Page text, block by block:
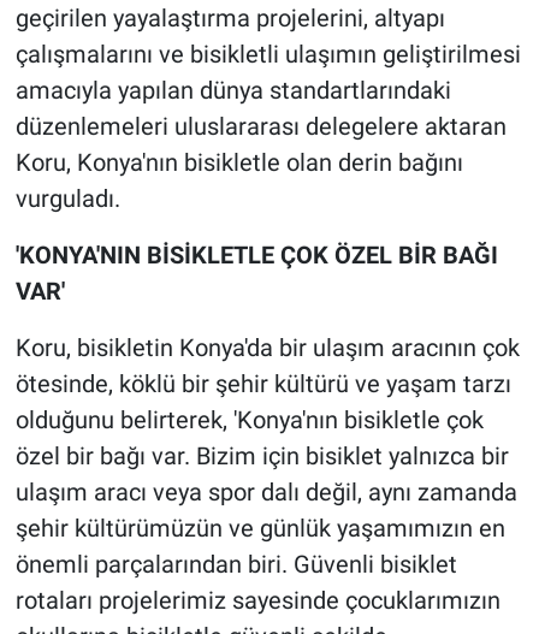
geçirilen yayalaştırma projelerini, altyapı
çalışmalarını ve bisikletli ulaşımın geliştirilmesi
amacıyla yapılan dünya standartlarındaki
düzenlemeleri uluslararası delegelere aktaran
Koru, Konya'nın bisikletle olan derin bağını
vurguladı.
'KONYA'NIN BİSİKLETLE ÇOK ÖZEL BİR BAĞI
VAR'
Koru, bisikletin Konya'da bir ulaşım aracının çok
ötesinde, köklü bir şehir kültürü ve yaşam tarzı
olduğunu belirterek, 'Konya'nın bisikletle çok
özel bir bağı var. Bizim için bisiklet yalnızca bir
ulaşım aracı veya spor dalı değil, aynı zamanda
şehir kültürümüzün ve günlük yaşamımızın en
önemli parçalarından biri. Güvenli bisiklet
rotaları projelerimiz sayesinde çocuklarımızın